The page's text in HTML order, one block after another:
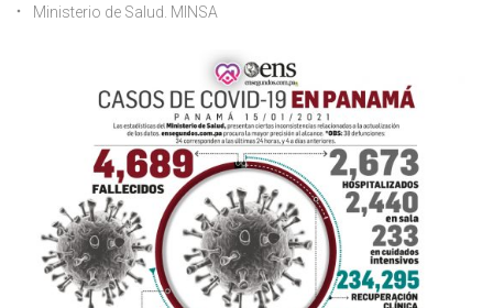
Ministerio de Salud. MINSA